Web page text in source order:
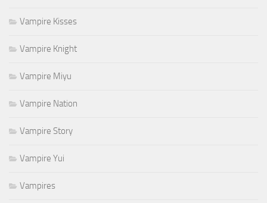
Vampire Kisses
Vampire Knight
Vampire Miyu
Vampire Nation
Vampire Story
Vampire Yui
Vampires